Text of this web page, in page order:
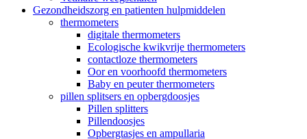
Gezondheidszorg en patienten hulpmiddelen
thermometers
digitale thermometers
Ecologische kwikvrije thermometers
contactloze thermometers
Oor en voorhoofd thermometers
Baby en peuter thermometers
pillen splitsers en opbergdoosjes
Pillen splitters
Pillendoosjes
Opbergtasjes en ampullaria